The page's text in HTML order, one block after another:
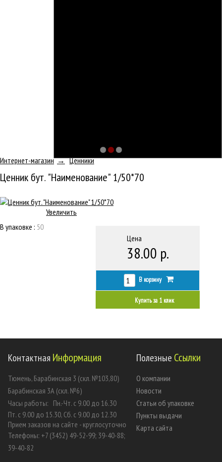
Интернет-магазин Ценники
Ценник бут. "Наименование" 1/50*70
Увеличить
В упаковке : 50
Цена
38.00 р.
В корзину
Купить за 1 клик
Контактная Информация
Тюмень, Барабинская 3 (скл. №103,80)
Барабинская 3А (скл. №6)
Часы работы: Пн.-Чт. с 9.00 до 16.30
Пт. с 9.00 до 15.30, Сб. с 9.00 до 12.30
Прием заказов на сайте - круглосуточно
Телефоны: +7 (3452) 49-52-99; 39-40-88;
39-40-82
Полезные Ссылки
О компании
Новости
Статьи об упаковке
Пункты выдачи
Карта сайта